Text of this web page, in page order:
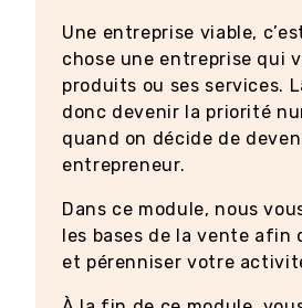
Une entreprise viable,
chose une entreprise qui
produits ou ses services.
donc devenir la priorité
quand on décide de
entrepreneur.
Dans ce module, nous
les bases de la vente afin
et pérenniser votre